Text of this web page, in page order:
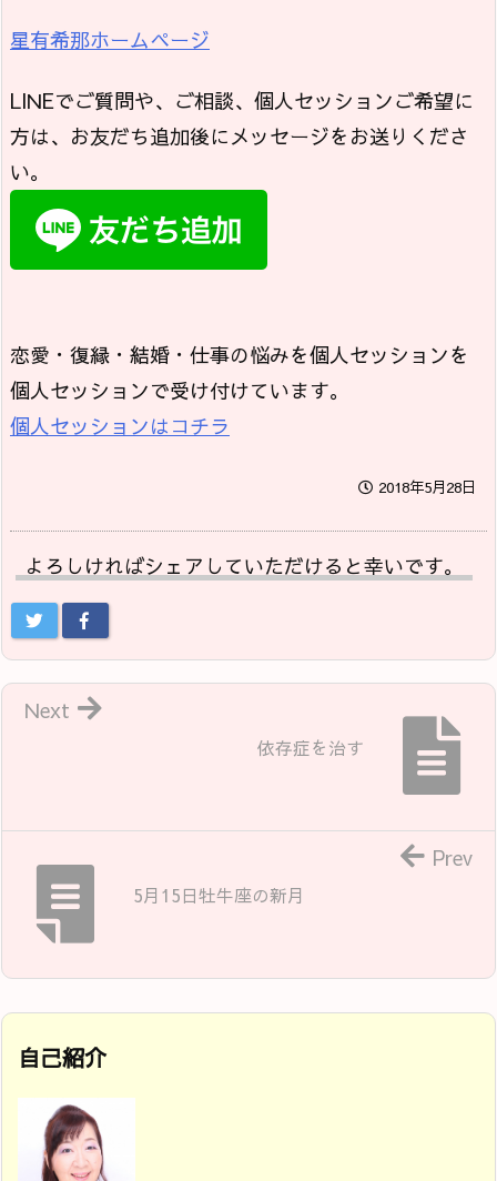
星有希那ホームページ
LINEでご質問や、ご相談、個人セッションご希望に
方は、お友だち追加後にメッセージをお送りくださ
い。
恋愛・復縁・結婚・仕事の悩みを個人セッションを
個人セッションで受け付けています。
個人セッションはコチラ
2018年5月28日
よろしければシェアしていただけると幸いです。
依存症を治す
Next
5月15日牡牛座の新月
Prev
自己紹介